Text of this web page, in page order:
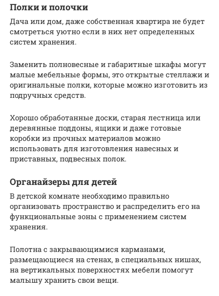
Полки и полочки
Дача или дом, даже собственная квартира не будет
смотреться уютно если в них нет определенных
систем хранения.
Заменить полновесные и габаритные шкафы могут
малые мебельные формы, это открытые стеллажи и
оригинальные полки, которые можно изготовить из
подручных средств.
Хорошо обработанные доски, старая лестница или
деревянные поддоны, ящики и даже готовые
коробки из прочных материалов можно
использовать для изготовления навесных и
приставных, подвесных полок.
Органайзеры для детей
В детской комнате необходимо правильно
организовать пространство и распределить его на
функциональные зоны с применением систем
хранения.
Полотна с закрывающимися карманами,
размещающиеся на стенах, в специальных нишах,
на вертикальных поверхностях мебели помогут
малышу хранить свои вещи.